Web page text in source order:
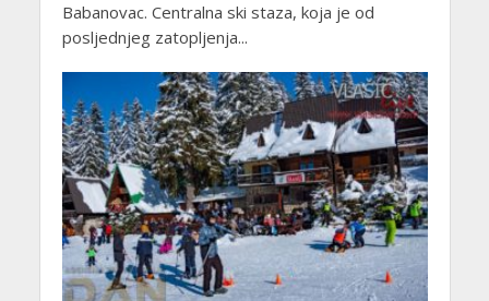
Babanovac. Centralna ski staza, koja je od
posljednjeg zatopljenja...